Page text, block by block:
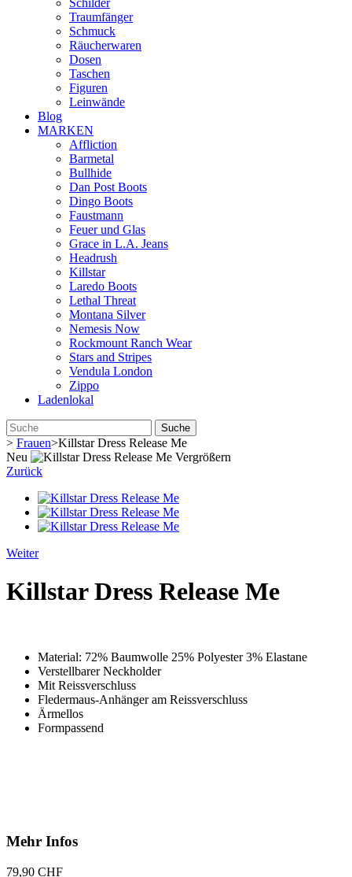
Traumfänger
Schmuck
Räucherwaren
Dosen
Taschen
Figuren
Leinwände
Blog
MARKEN
Affliction
Barmetal
Bullhide
Dan Post Boots
Dingo Boots
Faustmann
Feuer und Glas
Grace in L.A. Jeans
Headrush
Killstar
Laredo Boots
Lethal Threat
Montana Silver
Nemesis Now
Rockmount Ranch Wear
Stars and Stripes
Vendula London
Zippo
Ladenlokal
Suche
> Frauen>Killstar Dress Release Me
Neu
Vergrößern
Zurück
Weiter
Killstar Dress Release Me
Material: 72% Baumwolle 25% Polyester 3% Elastane
Verstellbarer Neckholder
Mit Reissverschluss
Fledermaus-Anhänger am Reissverschluss
Ärmellos
Formpassend
Mehr Infos
79,90 CHF